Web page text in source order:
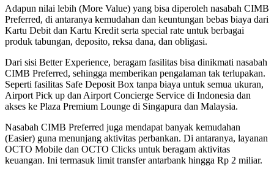
Adapun nilai lebih (More Value) yang bisa diperoleh nasabah CIMB
Preferred, di antaranya kemudahan dan keuntungan bebas biaya dari
Kartu Debit dan Kartu Kredit serta special rate untuk berbagai
produk tabungan, deposito, reksa dana, dan obligasi.
Dari sisi Better Experience, beragam fasilitas bisa dinikmati nasabah
CIMB Preferred, sehingga memberikan pengalaman tak terlupakan.
Seperti fasilitas Safe Deposit Box tanpa biaya untuk semua ukuran,
Airport Pick up dan Airport Concierge Service di Indonesia dan
akses ke Plaza Premium Lounge di Singapura dan Malaysia.
Nasabah CIMB Preferred juga mendapat banyak kemudahan
(Easier) guna menunjang aktivitas perbankan. Di antaranya, layanan
OCTO Mobile dan OCTO Clicks untuk beragam aktivitas
keuangan. Ini termasuk limit transfer antarbank hingga Rp 2 miliar.